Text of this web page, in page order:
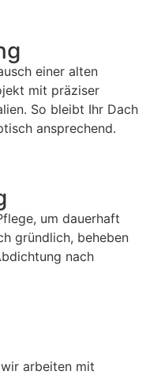
einer alten
mit präziser
So bleibt Ihr Dach
ansprechend.
um dauerhaft
gründlich, beheben
nach
arbeiten mit